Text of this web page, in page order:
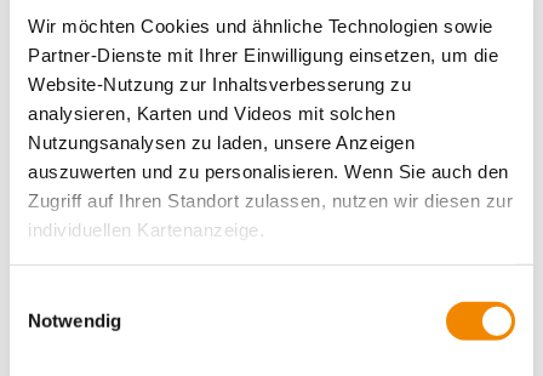
Wir möchten Cookies und ähnliche Technologien sowie
Partner-Dienste mit Ihrer Einwilligung einsetzen, um die
Website-Nutzung zur Inhaltsverbesserung zu
analysieren, Karten und Videos mit solchen
Nutzungsanalysen zu laden, unsere Anzeigen
auszuwerten und zu personalisieren. Wenn Sie auch den
Zugriff auf Ihren Standort zulassen, nutzen wir diesen zur
individuellen Kartenanzeige.
unsere Partner Daten wie Ihre IP-Adresse und
verarbeiten diese zusammen mit Daten von anderen
Notwendig
Hier findest du unsere Einsatzstellen